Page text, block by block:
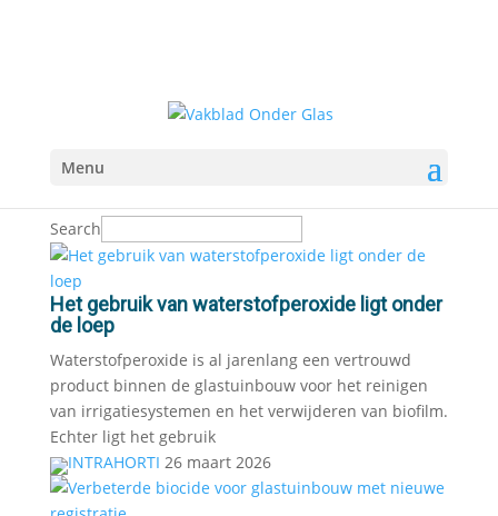
Menu
Search
Het gebruik van waterstofperoxide ligt onder
de loep
Waterstofperoxide is al jarenlang een vertrouwd
product binnen de glastuinbouw voor het reinigen
van irrigatiesystemen en het verwijderen van biofilm.
Echter ligt het gebruik
INTRAHORTI 26 maart 2026